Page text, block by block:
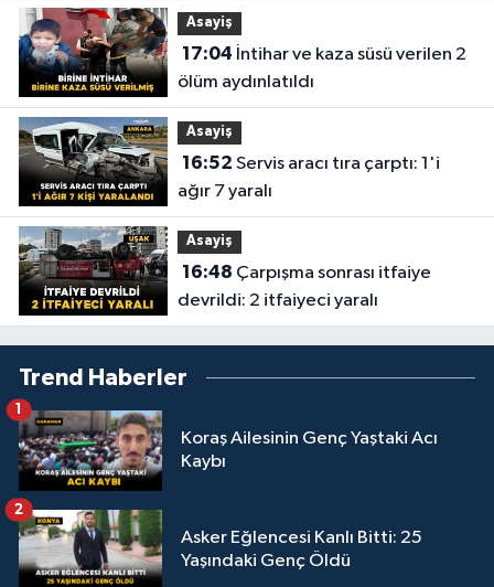
Asayiş
17:04
ölüm aydınlatıldı
Asayiş
16:52
ağır 7 yaralı
Asayiş
16:48
devrildi: 2 itfaiyeci yaralı
Trend Haberler
Koraş Ailesinin Genç Yaştaki Acı
Kaybı
1
Asker Eğlencesi Kanlı Bitti: 25
Yaşındaki Genç Öldü
2